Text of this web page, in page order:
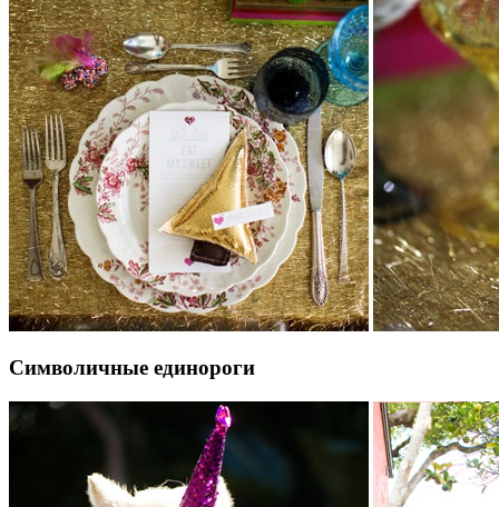
Символичные единороги